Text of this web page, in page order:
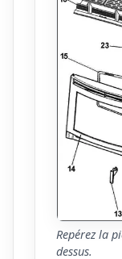
Repérez la
dessus.